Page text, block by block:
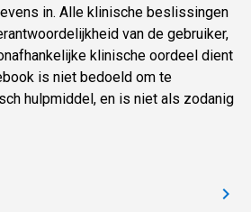
in. Alle klinische beslissingen
van de gebruiker,
klinische oordeel dient
is niet bedoeld om te
hulpmiddel, en is niet als zodanig